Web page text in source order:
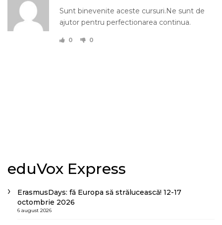
Sunt binevenite aceste cursuri.Ne sunt de
ajutor pentru perfectionarea continua.
0 0
eduVox Express
ErasmusDays: fă Europa să strălucească! 12-17
octombrie 2026
6 august 2026